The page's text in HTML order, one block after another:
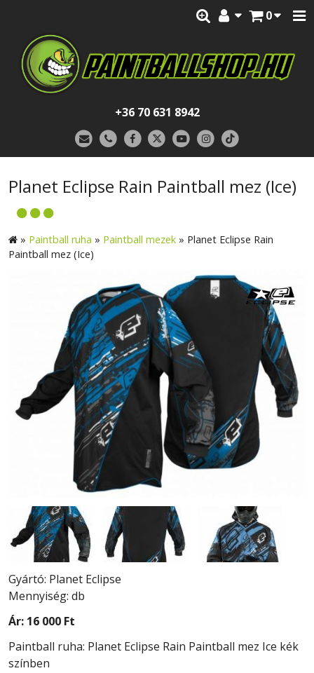
0
+36 70 631 8942
Planet Eclipse Rain Paintball mez (Ice)
» Paintball ruha » Paintball mezek » Planet Eclipse Rain
Paintball mez (Ice)
Gyártó: Planet Eclipse
Mennyiség: db
Ár: 16 000 Ft
Paintball ruha: Planet Eclipse Rain Paintball mez Ice kék
színben